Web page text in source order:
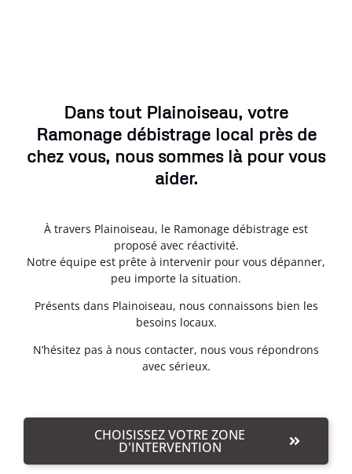
Dans tout Plainoiseau, votre
Ramonage débistrage local près de
chez vous, nous sommes là pour vous
aider.
À travers Plainoiseau, le Ramonage débistrage est
proposé avec réactivité.
Notre équipe est prête à intervenir pour vous dépanner,
peu importe la situation.
Présents dans Plainoiseau, nous connaissons bien les
besoins locaux.
N’hésitez pas à nous contacter, nous vous répondrons
avec sérieux.
CHOISISSEZ VOTRE ZONE
D'INTERVENTION